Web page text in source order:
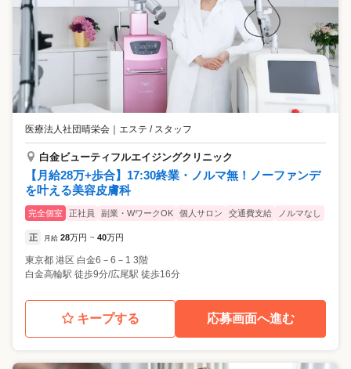
医療法人社団晴栄会 エステ / スタッフ
白金ビューティフルエイジングクリニック
【月給28万+歩合】17:30終業・ノルマ無！ノーファンデ
を叶える美容皮膚科
完全個室 正社員 副業・WワークOK 個人サロン 交通費支給 ノルマなし
正 月給 28万円 ~ 40万円
東京都 港区 白金6－6－1 3階
白金高輪駅 徒歩9分/広尾駅 徒歩16分
キープする 応募画面へ進む